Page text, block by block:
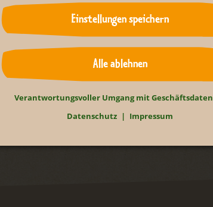
Zurück
Einstellungen speichern
Alle ablehnen
Verantwortungsvoller Umgang mit Geschäftsdaten
Datenschutz
Impressum